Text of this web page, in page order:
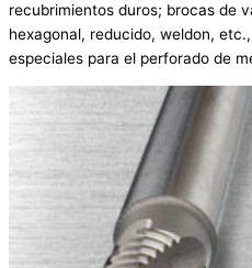
recubrimientos duros; brocas de
hexagonal, reducido, weldon,
especiales para el perforado de